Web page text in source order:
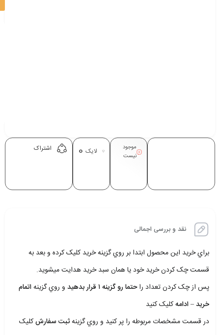
موجود
نیست
لایک 0 اشتراک
نقد و بررسی اجمالی
براي خريد اين محصول ابتدا بر روي گزينه خريد کليک کرده و بعد به
قسمت چک کردن خريد خود يا همان سبد خريد هدايت ميشويد.
پس از چک کردن تعداد راحتما رو گزينه ۱ قرار بدهيد و روي گزينهاتمام
خريد – ادامهکليک کنيد
در قسمت مشخصات مربوطه را پر کنيد و روي گزينهثبت سفارشکليک